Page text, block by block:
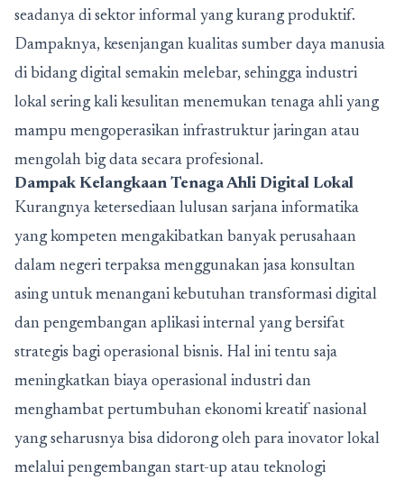
seadanya di sektor informal yang kurang produktif.
Dampaknya, kesenjangan kualitas sumber daya manusia
di bidang digital semakin melebar, sehingga industri
lokal sering kali kesulitan menemukan tenaga ahli yang
mampu mengoperasikan infrastruktur jaringan atau
mengolah big data secara profesional.
Dampak Kelangkaan Tenaga Ahli Digital Lokal
Kurangnya ketersediaan lulusan sarjana informatika
yang kompeten mengakibatkan banyak perusahaan
dalam negeri terpaksa menggunakan jasa konsultan
asing untuk menangani kebutuhan transformasi digital
dan pengembangan aplikasi internal yang bersifat
strategis bagi operasional bisnis. Hal ini tentu saja
meningkatkan biaya operasional industri dan
menghambat pertumbuhan ekonomi kreatif nasional
yang seharusnya bisa didorong oleh para inovator lokal
melalui pengembangan start-up atau teknologi